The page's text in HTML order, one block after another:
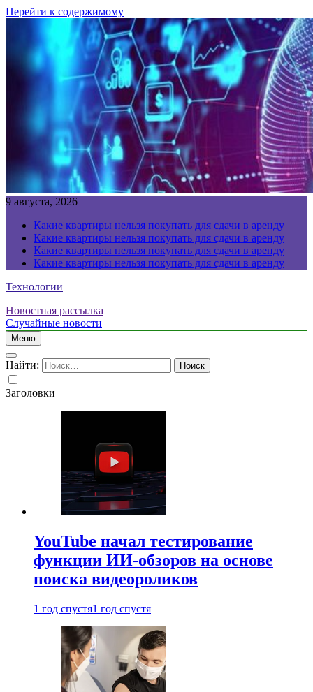
Перейти к содержимому
9 августа, 2026
Какие квартиры нельзя покупать для сдачи в аренду
Какие квартиры нельзя покупать для сдачи в аренду
Какие квартиры нельзя покупать для сдачи в аренду
Какие квартиры нельзя покупать для сдачи в аренду
Технологии
Новостная рассылка
Случайные новости
Меню
Найти:
Заголовки
YouTube начал тестирование
функции ИИ-обзоров на основе
поиска видеороликов
1 год спустя1 год спустя